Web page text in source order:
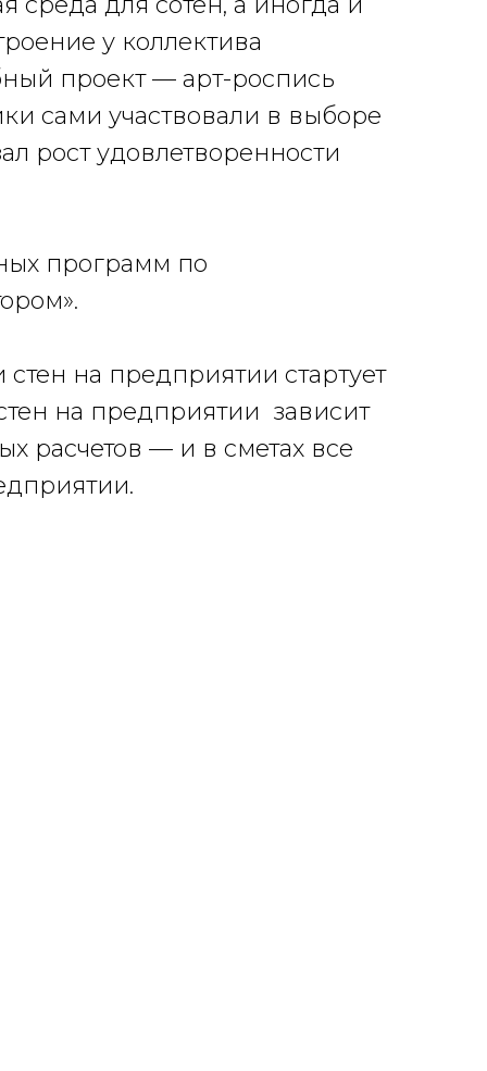
у коллектива
проект — арт-роспись
сами участвовали в выборе
рост удовлетворенности
программ по
на предприятии стартует
на предприятии зависит
расчетов — и в сметах все